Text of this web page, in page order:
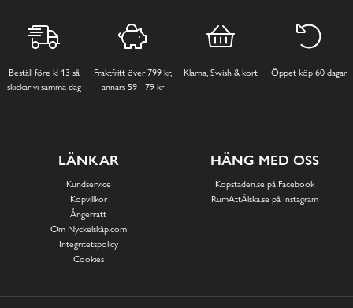
Beställ före kl 13 så
skickar vi samma dag
Fraktfritt över 799 kr,
annars 59 - 79 kr
Klarna, Swish & kort Öppet köp 60 dagar
LÄNKAR
Kundservice
Köpvillkor
Ångerrätt
Om Nyckelskåp.com
Integritetspolicy
Cookies
HÄNG MED OSS
Köpstaden.se på Facebook
RumAttÄlska.se på Instagram